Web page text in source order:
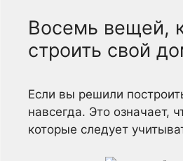
Восемь вещей,
строить свой
Если вы решили
навсегда. Это означает,
которые следует